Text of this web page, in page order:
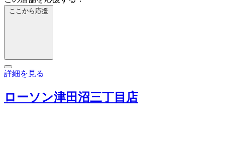
ここから応援
詳細を見る
ローソン津田沼三丁目店